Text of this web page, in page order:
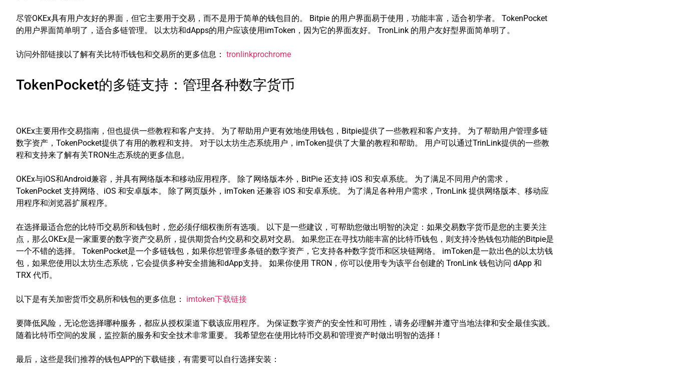
尽管OKEx具有用户友好的界面，但它主要用于交易，而不是用于简单的钱包目的。 Bitpie 的用户界面易于使用，功能丰富，适合初学者。 TokenPocket
的用户界面简单明了，适合多链管理。 以太坊和dApps的用户应该使用imToken，因为它的界面友好。 TronLink 的用户友好型界面简单明了。
访问外部链接以了解有关比特币钱包和交易所的更多信息： tronlinkprochrome
TokenPocket的多链支持：管理各种数字货币
OKEx主要用作交易指南，但也提供一些教程和客户支持。 为了帮助用户更有效地使用钱包，Bitpie提供了一些教程和客户支持。 为了帮助用户管理多链
数字资产，TokenPocket提供了有用的教程和支持。 对于以太坊生态系统用户，imToken提供了大量的教程和帮助。 用户可以通过TrinLink提供的一些教
程和支持来了解有关TRON生态系统的更多信息。
OKEx与iOS和Android兼容，并具有网络版本和移动应用程序。 除了网络版本外，BitPie 还支持 iOS 和安卓系统。 为了满足不同用户的需求，
TokenPocket 支持网络、iOS 和安卓版本。 除了网页版外，imToken 还兼容 iOS 和安卓系统。 为了满足各种用户需求，TronLink 提供网络版本、移动应
用程序和浏览器扩展程序。
在选择最适合您的比特币交易所和钱包时，您必须仔细权衡所有选项。 以下是一些建议，可帮助您做出明智的决定：如果交易数字货币是您的主要关注
点，那么OKEx是一家重要的数字资产交易所，提供期货合约交易和交易对交易。 如果您正在寻找功能丰富的比特币钱包，则支持冷热钱包功能的Bitpie是
一个不错的选择。 TokenPocket是一个多链钱包，如果你想管理多条链的数字资产，它支持各种数字货币和区块链网络。 imToken是一款出色的以太坊钱
包，如果您使用以太坊生态系统，它会提供多种安全措施和dApp支持。 如果你使用 TRON，你可以使用专为该平台创建的 TronLink 钱包访问 dApp 和
TRX 代币。
以下是有关加密货币交易所和钱包的更多信息： imtoken下载链接
要降低风险，无论您选择哪种服务，都应从授权渠道下载该应用程序。 为保证数字资产的安全性和可用性，请务必理解并遵守当地法律和安全最佳实践。
随着比特币空间的发展，监控新的服务和安全技术非常重要。 我希望您在使用比特币交易和管理资产时做出明智的选择！
最后，这些是我们推荐的钱包APP的下载链接，有需要可以自行选择安装：